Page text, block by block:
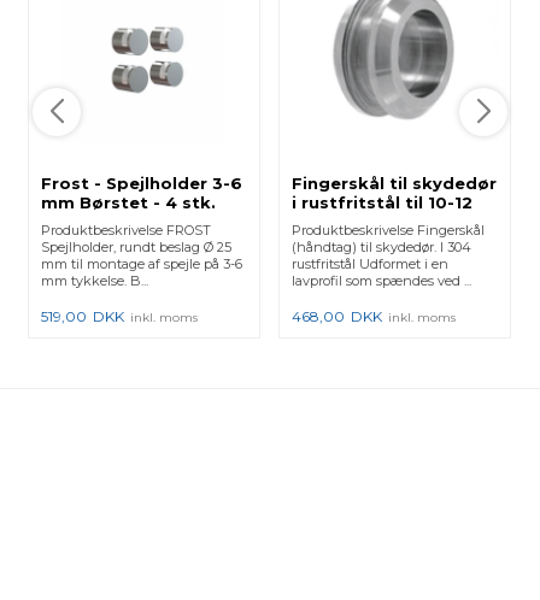
Frost - Spejlholder 3-6
mm Børstet - 4 stk.
Produktbeskrivelse FROST
Spejlholder, rundt beslag Ø 25
mm til montage af spejle på 3-6
mm tykkelse. B...
519,00 DKK inkl. moms
Fingerskål til skydedør
i rustfritstål til 10-12
mm glas
Produktbeskrivelse Fingerskål
(håndtag) til skydedør. I 304
rustfritstål Udformet i en
lavprofil som spændes ved ...
468,00 DKK inkl. moms